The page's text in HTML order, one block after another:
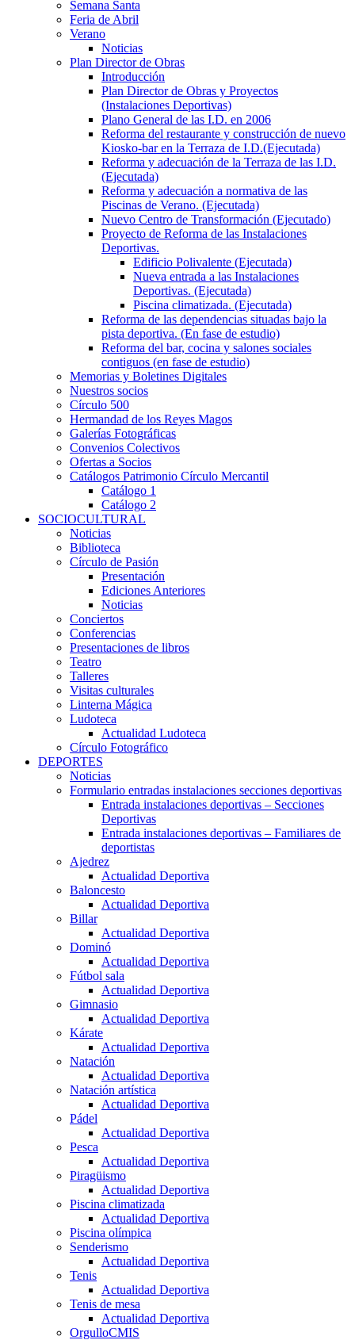
Semana Santa
Feria de Abril
Verano
Noticias
Plan Director de Obras
Introducción
Plan Director de Obras y Proyectos
(Instalaciones Deportivas)
Plano General de las I.D. en 2006
Reforma del restaurante y construcción de nuevo
Kiosko-bar en la Terraza de I.D.(Ejecutada)
Reforma y adecuación de la Terraza de las I.D.
(Ejecutada)
Reforma y adecuación a normativa de las
Piscinas de Verano. (Ejecutada)
Nuevo Centro de Transformación (Ejecutado)
Proyecto de Reforma de las Instalaciones
Deportivas.
Edificio Polivalente (Ejecutada)
Nueva entrada a las Instalaciones
Deportivas. (Ejecutada)
Piscina climatizada. (Ejecutada)
Reforma de las dependencias situadas bajo la
pista deportiva. (En fase de estudio)
Reforma del bar, cocina y salones sociales
contiguos (en fase de estudio)
Memorias y Boletines Digitales
Nuestros socios
Círculo 500
Hermandad de los Reyes Magos
Galerías Fotográficas
Convenios Colectivos
Ofertas a Socios
Catálogos Patrimonio Círculo Mercantil
Catálogo 1
Catálogo 2
SOCIOCULTURAL
Noticias
Biblioteca
Círculo de Pasión
Presentación
Ediciones Anteriores
Noticias
Conciertos
Conferencias
Presentaciones de libros
Teatro
Talleres
Visitas culturales
Linterna Mágica
Ludoteca
Actualidad Ludoteca
Círculo Fotográfico
DEPORTES
Noticias
Formulario entradas instalaciones secciones deportivas
Entrada instalaciones deportivas – Secciones
Deportivas
Entrada instalaciones deportivas – Familiares de
deportistas
Ajedrez
Actualidad Deportiva
Baloncesto
Actualidad Deportiva
Billar
Actualidad Deportiva
Dominó
Actualidad Deportiva
Fútbol sala
Actualidad Deportiva
Gimnasio
Actualidad Deportiva
Kárate
Actualidad Deportiva
Natación
Actualidad Deportiva
Natación artística
Actualidad Deportiva
Pádel
Actualidad Deportiva
Pesca
Actualidad Deportiva
Piragüismo
Actualidad Deportiva
Piscina climatizada
Actualidad Deportiva
Piscina olímpica
Senderismo
Actualidad Deportiva
Tenis
Actualidad Deportiva
Tenis de mesa
Actualidad Deportiva
OrgulloCMIS